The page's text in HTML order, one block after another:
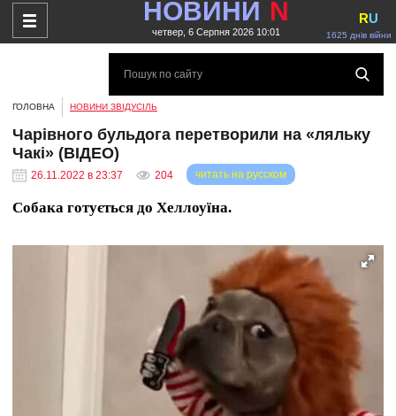
НОВИНИ N
четвер, 6 Серпня 2026 10:01 1625 днів війни
RU
ГОЛОВНА НОВИНИ ЗВІДУСІЛЬ
Чарівного бульдога перетворили на «ляльку
Чакі» (ВІДЕО)
26.11.2022 в 23:37 204 читать на русском
Собака готується до Хеллоуїна.